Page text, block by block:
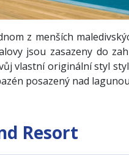
z menších
jsou zasazeny do
vlastní originální styl
posazený nad
Resort